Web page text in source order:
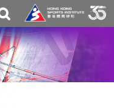
关
搜
寻